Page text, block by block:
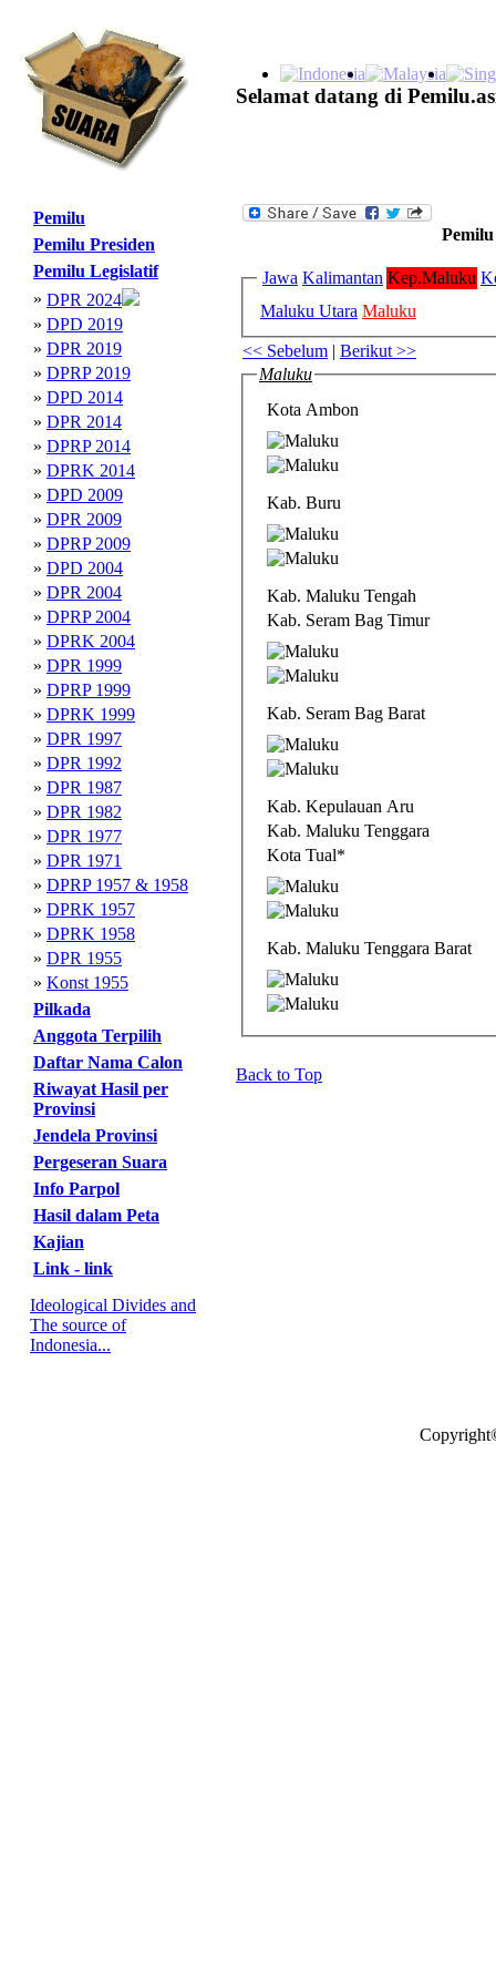
Selamat datang di
Pemilu
Pemilu Presiden
Pemilu Legislatif
» DPR 2024
» DPD 2019
» DPR 2019
» DPRP 2019
» DPD 2014
» DPR 2014
» DPRP 2014
» DPRK 2014
» DPD 2009
» DPR 2009
» DPRP 2009
» DPD 2004
» DPR 2004
» DPRP 2004
» DPRK 2004
» DPR 1999
» DPRP 1999
» DPRK 1999
» DPR 1997
» DPR 1992
» DPR 1987
» DPR 1982
» DPR 1977
» DPR 1971
» DPRP 1957 & 1958
» DPRK 1957
» DPRK 1958
» DPR 1955
» Konst 1955
Pilkada
Anggota Terpilih
Daftar Nama Calon
Riwayat Hasil per
Provinsi
Jendela Provinsi
Pergeseran Suara
Info Parpol
Hasil dalam Peta
Kajian
Link - link
Ideological Divides and
The source of
Indonesia...
Jawa Kalimantan Kep.Maluku
Maluku Utara Maluku
<< Sebelum | Berikut >>
Maluku
Kota Ambon
Kab. Buru
Kab. Maluku Tengah
Kab. Seram Bag Timur
Kab. Seram Bag Barat
Kab. Kepulauan Aru
Kab. Maluku Tenggara
Kota Tual*
Kab. Maluku Tenggara Barat
Back to Top